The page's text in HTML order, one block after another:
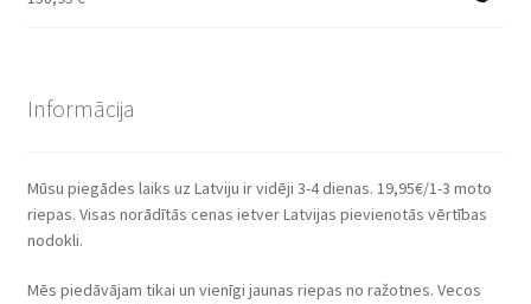
Informācija
Mūsu piegādes laiks uz Latviju ir vidēji 3-4 dienas. 19,95€/1-3 moto
riepas. Visas norādītās cenas ietver Latvijas pievienotās vērtības
nodokli.
Mēs piedāvājam tikai un vienīgi jaunas riepas no ražotnes. Vecos